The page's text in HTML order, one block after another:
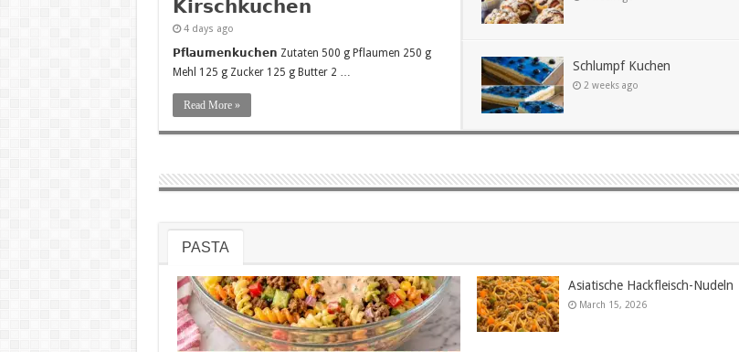
𝗞𝗶𝗿𝘀𝗰𝗵𝗸𝘂𝗰𝗵𝗲𝗻
4 days ago
𝗣𝗳𝗹𝗮𝘂𝗺𝗲𝗻𝗸𝘂𝗰𝗵𝗲𝗻 Zutaten 500 g Pflaumen 250 g
Mehl 125 g Zucker 125 g Butter 2 …
Read More »
Schlumpf Kuchen
2 weeks ago
PASTA
Asiatische Hackfleisch-Nudeln
March 15, 2026